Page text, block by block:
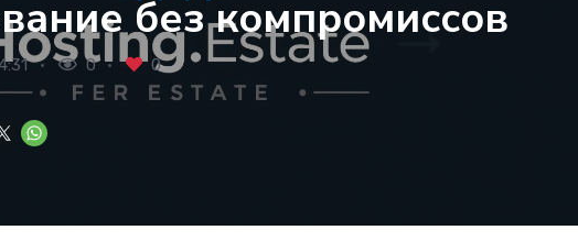
без компромиссов
0 0